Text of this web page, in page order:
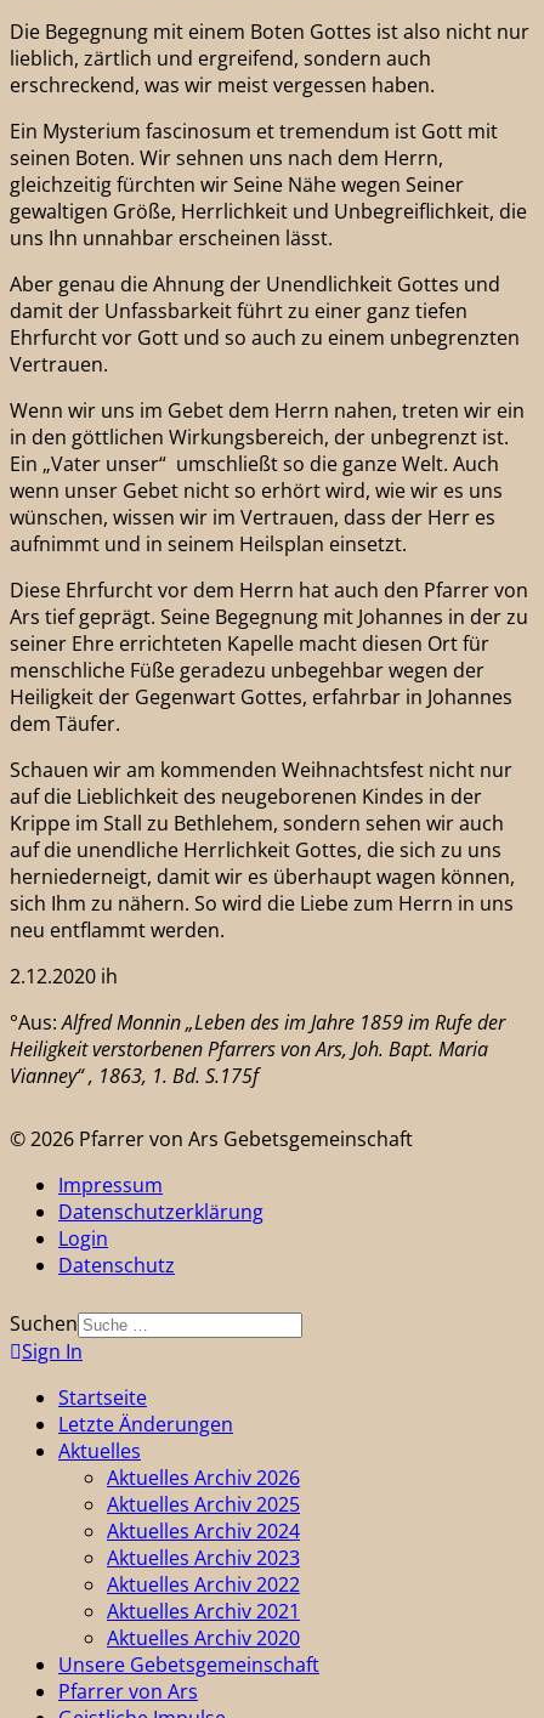
Die Begegnung mit einem Boten Gottes ist also nicht nur
lieblich, zärtlich und ergreifend, sondern auch
erschreckend, was wir meist vergessen haben.
Ein Mysterium fascinosum et tremendum ist Gott mit
seinen Boten. Wir sehnen uns nach dem Herrn,
gleichzeitig fürchten wir Seine Nähe wegen Seiner
gewaltigen Größe, Herrlichkeit und Unbegreiflichkeit, die
uns Ihn unnahbar erscheinen lässt.
Aber genau die Ahnung der Unendlichkeit Gottes und
damit der Unfassbarkeit führt zu einer ganz tiefen
Ehrfurcht vor Gott und so auch zu einem unbegrenzten
Vertrauen.
Wenn wir uns im Gebet dem Herrn nahen, treten wir ein
in den göttlichen Wirkungsbereich, der unbegrenzt ist.
Ein „Vater unser“ umschließt so die ganze Welt. Auch
wenn unser Gebet nicht so erhört wird, wie wir es uns
wünschen, wissen wir im Vertrauen, dass der Herr es
aufnimmt und in seinem Heilsplan einsetzt.
Diese Ehrfurcht vor dem Herrn hat auch den Pfarrer von
Ars tief geprägt. Seine Begegnung mit Johannes in der zu
seiner Ehre errichteten Kapelle macht diesen Ort für
menschliche Füße geradezu unbegehbar wegen der
Heiligkeit der Gegenwart Gottes, erfahrbar in Johannes
dem Täufer.
Schauen wir am kommenden Weihnachtsfest nicht nur
auf die Lieblichkeit des neugeborenen Kindes in der
Krippe im Stall zu Bethlehem, sondern sehen wir auch
auf die unendliche Herrlichkeit Gottes, die sich zu uns
herniederneigt, damit wir es überhaupt wagen können,
sich Ihm zu nähern. So wird die Liebe zum Herrn in uns
neu entflammt werden.
2.12.2020 ih
°Aus:Alfred Monnin „Leben des im Jahre 1859 im Rufe der
Heiligkeit verstorbenen Pfarrers von Ars, Joh. Bapt. Maria
Vianney“ , 1863, 1. Bd. S.175f
© 2026 Pfarrer von Ars Gebetsgemeinschaft
Impressum
Datenschutzerklärung
Login
Datenschutz
Suchen
Sign In
Startseite
Letzte Änderungen
Aktuelles
Aktuelles Archiv 2026
Aktuelles Archiv 2025
Aktuelles Archiv 2024
Aktuelles Archiv 2023
Aktuelles Archiv 2022
Aktuelles Archiv 2021
Aktuelles Archiv 2020
Unsere Gebetsgemeinschaft
Pfarrer von Ars